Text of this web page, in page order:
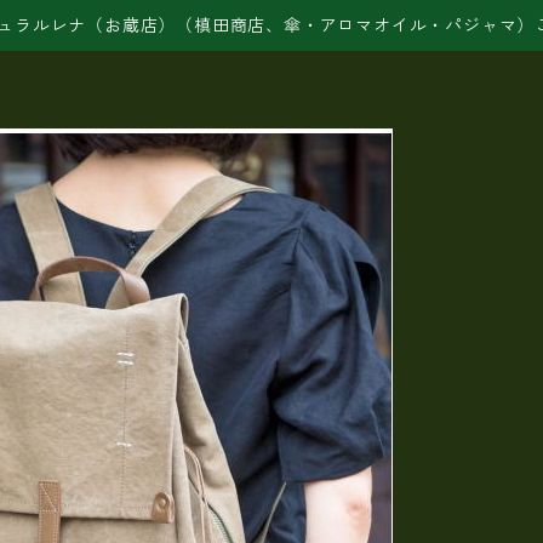
ラルレナ（お蔵店）（槙田商店、傘・アロマオイル・パジャマ）